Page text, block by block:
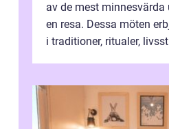
av de mest minnesvärda
en resa. Dessa möten
i traditioner, ritualer,